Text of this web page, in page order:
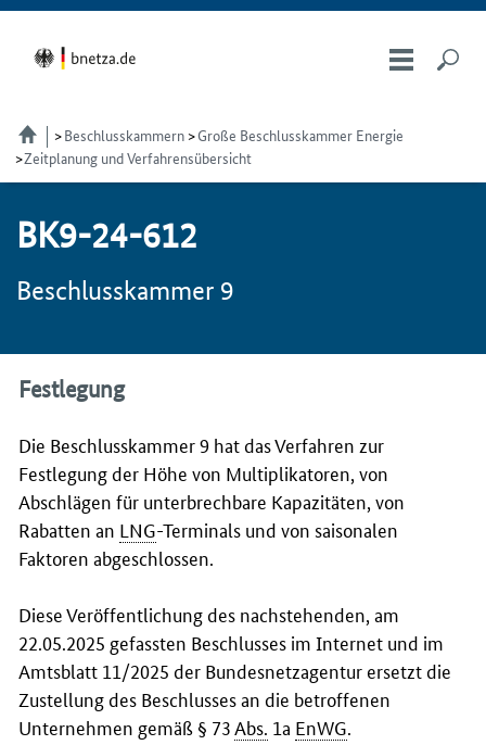
Beschlusskammern
Große Beschlusskammer Energie
Zeitplanung und Verfahrensübersicht
BK9-24-612
Beschlusskammer 9
Festlegung
Die Beschlusskammer 9 hat das Verfahren zur
Festlegung der Höhe von Multiplikatoren, von
Abschlägen für unterbrechbare Kapazitäten, von
Rabatten an LNG-Terminals und von saisonalen
Faktoren abgeschlossen.
Diese Veröffentlichung des nachstehenden, am
22.05.2025 gefassten Beschlusses im Internet und im
Amtsblatt 11/2025 der Bundesnetzagentur ersetzt die
Zustellung des Beschlusses an die betroffenen
Unternehmen gemäß § 73Abs. 1a EnWG.